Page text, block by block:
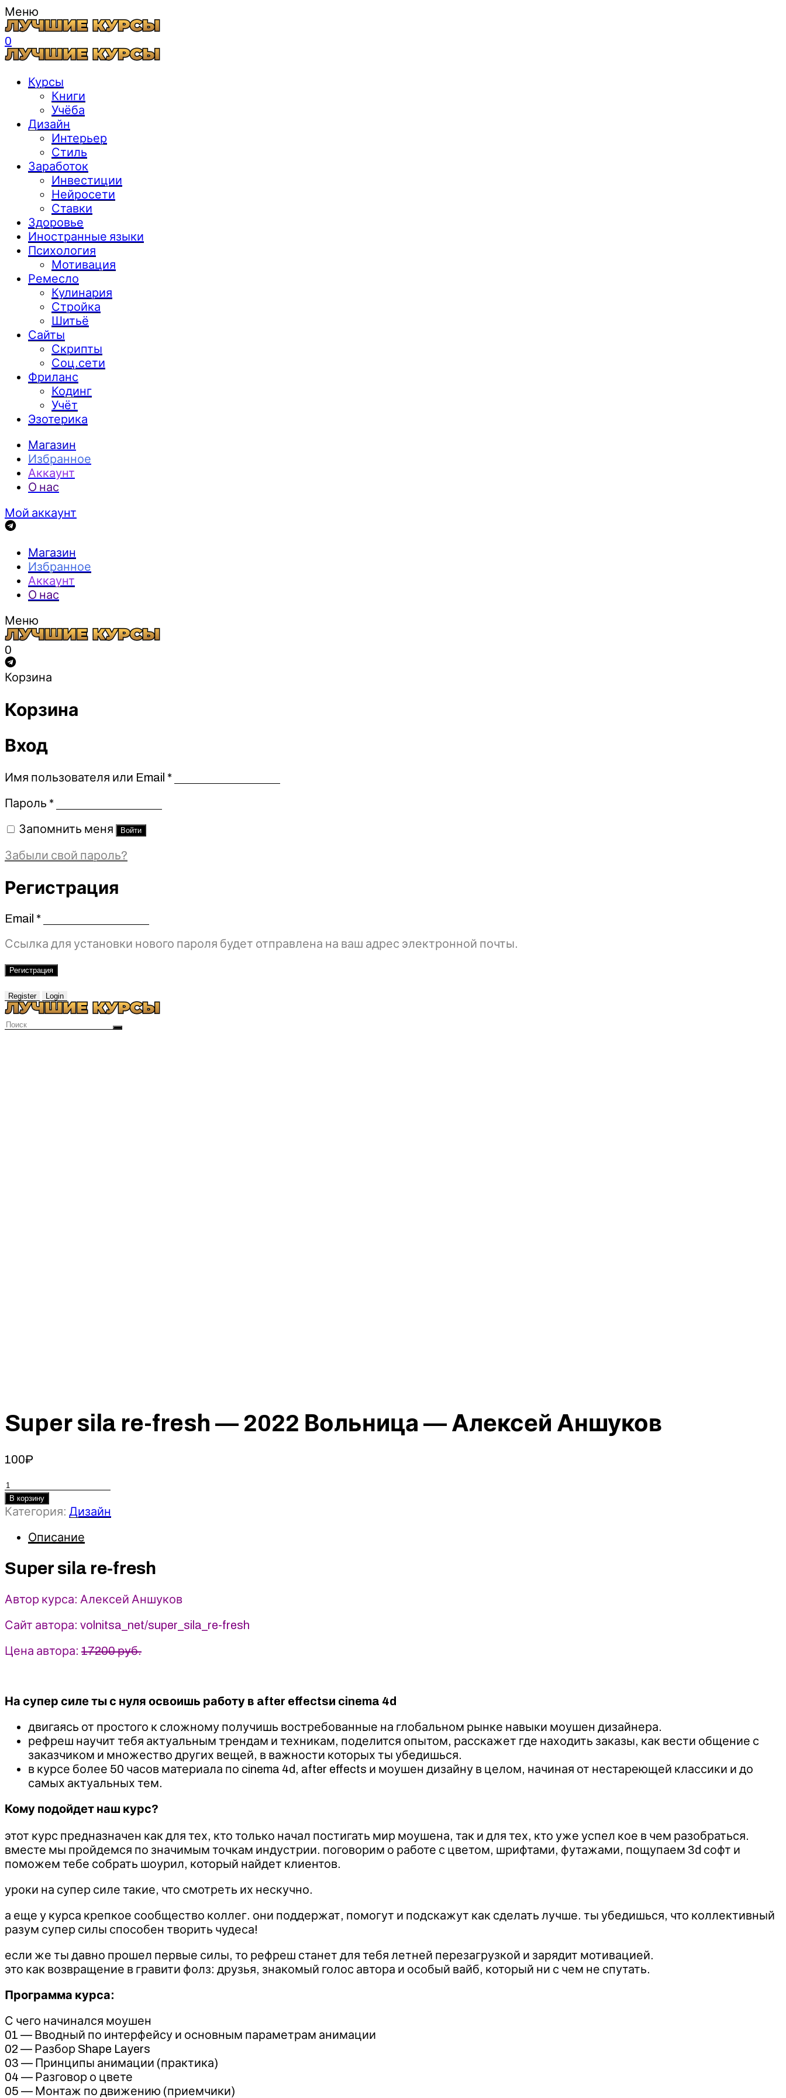
Меню
0
Курсы
Книги
Учёба
Дизайн
Интерьер
Стиль
Заработок
Инвестиции
Нейросети
Ставки
Здоровье
Иностранные языки
Психология
Мотивация
Ремесло
Кулинария
Стройка
Шитьё
Сайты
Скрипты
Соц.сети
Фриланс
Кодинг
Учёт
Эзотерика
Магазин
Избранное
Аккаунт
О нас
Мой аккаунт
Магазин
Избранное
Аккаунт
О нас
Меню
0
Корзина
Корзина
Вход
Имя пользователя или Email *Обязательно
Пароль *Обязательно
Запомнить меня Войти
Забыли свой пароль?
Регистрация
Email *Обязательно
Ссылка для установки нового пароля будет отправлена ​​на ваш адрес электронной почты.
Регистрация
Register Login
Super sila re-fresh — 2022 Вольница — Алексей Аншуков
100₽
Количество
товара
Super
re-
-
2022
-
Аншуков
В корзину
Категория: Дизайн
Описание
Super sila re-fresh
Автор курса: Алексей Аншуков
Сайт автора: volnitsa_net/super_sila_re-fresh
Цена автора: 17200 руб.
На супер силе ты с нуля освоишь работу в after effectsи cinema 4d
двигаясь от простого к сложному получишь востребованные на глобальном рынке навыки моушен дизайнера.
рефреш научит тебя актуальным трендам и техникам, поделится опытом, расскажет где находить заказы, как вести общение с
заказчиком и множество других вещей, в важности которых ты убедишься.
в курсе более 50 часов материала по cinema 4d, after effects и моушен дизайну в целом, начиная от нестареющей классики и до
самых актуальных тем.
Кому подойдет наш курс?
этот курс предназначен как для тех, кто только начал постигать мир моушена, так и для тех, кто уже успел кое в чем разобраться.
вместе мы пройдемся по значимым точкам индустрии. поговорим о работе с цветом, шрифтами, футажами, пощупаем 3d софт и
поможем тебе собрать шоурил, который найдет клиентов.
уроки на супер силе такие, что смотреть их нескучно.
а еще у курса крепкое сообщество коллег. они поддержат, помогут и подскажут как сделать лучше. ты убедишься, что коллективный
разум супер силы способен творить чудеса!
если же ты давно прошел первые силы, то рефреш станет для тебя летней перезагрузкой и зарядит мотивацией.
это как возвращение в гравити фолз: друзья, знакомый голос автора и особый вайб, который ни с чем не спутать.
Программа курса:
С чего начинался моушен
01 — Вводный по интерфейсу и основным параметрам анимации
02 — Разбор Shape Layers
03 — Принципы анимации (практика)
04 — Разговор о цвете
05 — Монтаж по движению (приемчики)